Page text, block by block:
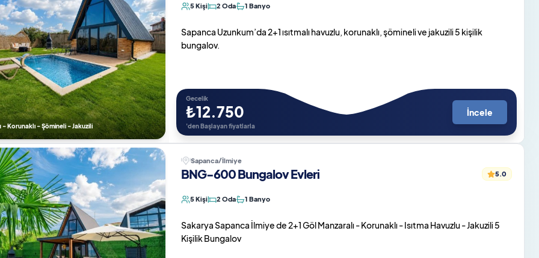
- Korunaklı - Şömineli - Jakuzili
5 Kişi 2 Oda 1 Banyo
Sapanca Uzunkum’da 2+1 ısıtmalı havuzlu, korunaklı, şömineli ve jakuzili 5 kişilik
bungalov.
Gecelik
₺12.750
'den Başlayan fiyatlarla
İncele
Sapanca/İlmiye
BNG-600 Bungalov Evleri 5.0
5 Kişi 2 Oda 1 Banyo
Sakarya Sapanca İlmiye de 2+1 Göl Manzaralı - Korunaklı - Isıtma Havuzlu - Jakuzili 5
Kişilik Bungalov